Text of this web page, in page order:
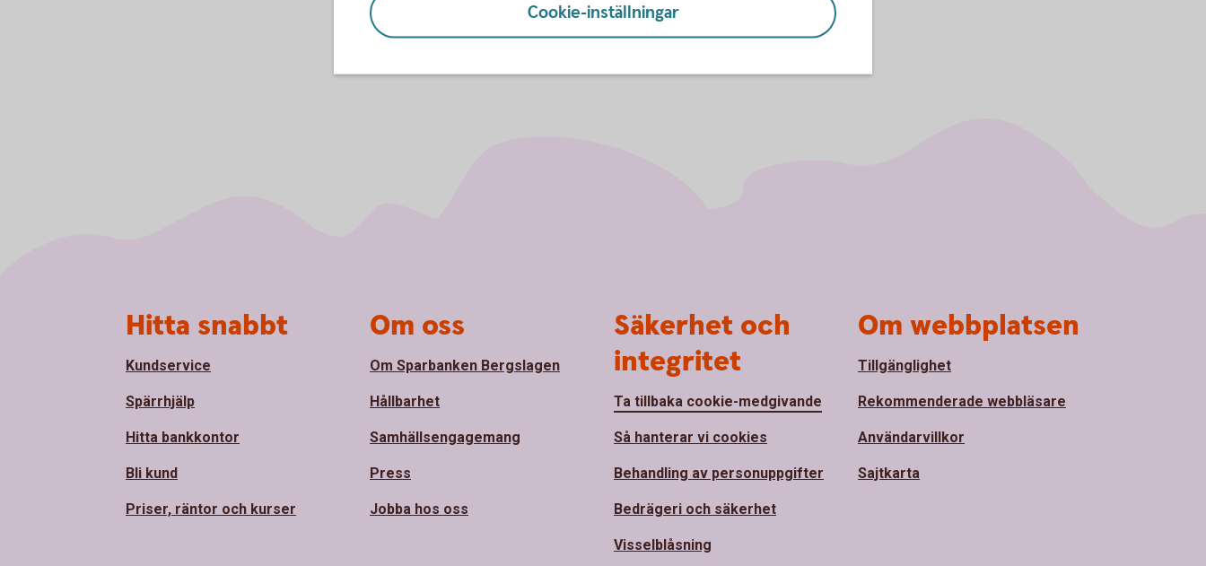
Cookie-inställningar
Hitta snabbt
Kundservice
Spärrhjälp
Hitta bankkontor
Bli kund
Priser, räntor och kurser
Om oss
Om Sparbanken Bergslagen
Hållbarhet
Samhällsengagemang
Press
Jobba hos oss
Säkerhet och
integritet
Ta tillbaka cookie-medgivande
Så hanterar vi cookies
Behandling av personuppgifter
Bedrägeri och säkerhet
Visselblåsning
Om webbplatsen
Tillgänglighet
Rekommenderade webbläsare
Användarvillkor
Sajtkarta